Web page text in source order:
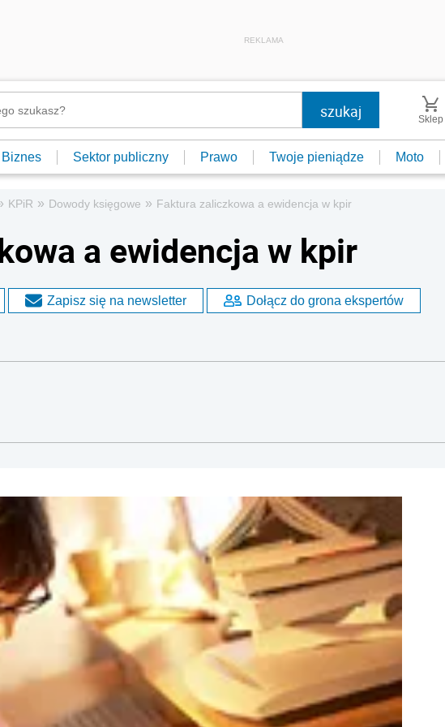
REKLAMA
Sklep
Biznes Sektor publiczny Prawo Twoje pieniądze Moto
KPiR » Dowody księgowe » Faktura zaliczkowa a ewidencja w kpir
a ewidencja w kpir
Zapisz się na newsletter Dołącz do grona ekspertów